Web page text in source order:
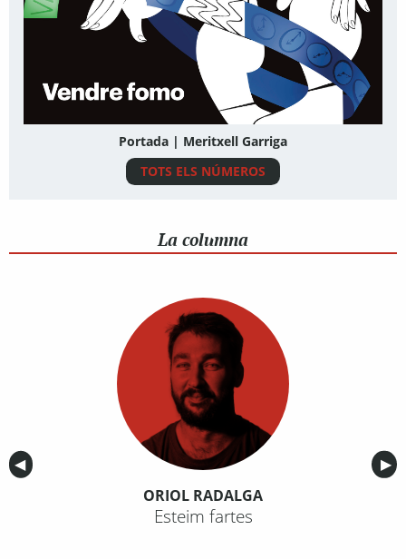
Portada | Meritxell Garriga
TOTS ELS NÚMEROS
La columna
Anterior
◀︎ ▶︎
ORIOL RADALGA
Esteim fartes